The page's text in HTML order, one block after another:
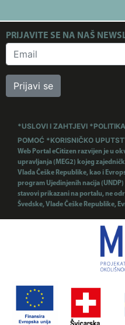
PRIJAVITE SE NA NAŠ
Prijavi se
*USLOVI I ZAHTJEVI
POMOĆ *KORISNIČKO
Web Portal eCitizen razvijen je u
upravljanja (MEG2) kojeg
Vlada Češke Republike, kao i
program Ujedinjenih nacija
stavovi prikazani na portalu, ne
Švedske, Vlade Češke Republike,